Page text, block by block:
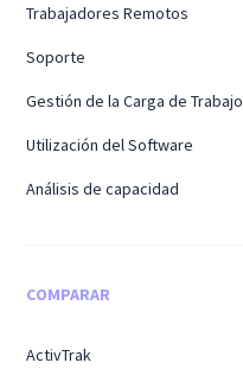
Trabajadores Remotos
Soporte
Gestión de la Carga de Trabajo
Utilización del Software
Análisis de capacidad
COMPARAR
ActivTrak